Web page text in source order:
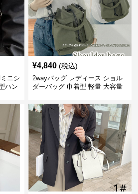
ニシ
ハン
¥4,840 (税込)
2wayバッグ レディース ショル
ダーバッグ 巾着型 軽量 大容量